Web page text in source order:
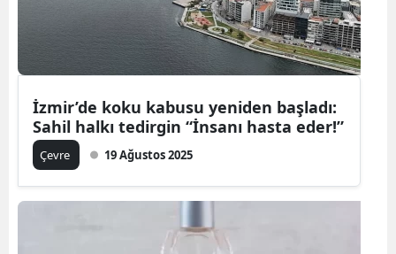
İzmir’de koku kabusu yeniden başladı:
Sahil halkı tedirgin “İnsanı hasta eder!”
Çevre 19 Ağustos 2025